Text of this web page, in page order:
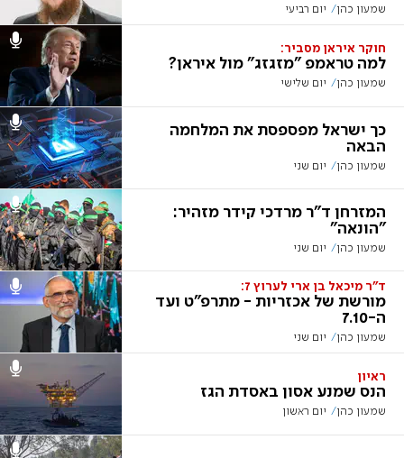
שמעון כהן יום רביעי
חוקר איראן מסביר:
למה טראמפ "מזגזג" מול איראן?
שמעון כהן יום שלישי
כך ישראל מפספסת את המלחמה
הבאה
שמעון כהן יום שני
המזרחן ד"ר מרדכי קידר מזהיר:
"הונאה"
שמעון כהן יום שני
ד"ר מיכאל בן ארי לערוץ 7:
מורשת של אכזריות - מתרפ"ט ועד
ה-7.10
שמעון כהן יום שני
ראיון
הנס שמנע אסון באסדת הגז
שמעון כהן יום ראשון